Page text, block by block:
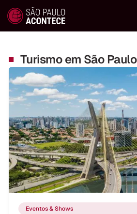
Turismo em São Paulo
Eventos & Shows